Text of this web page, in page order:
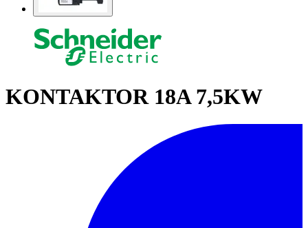
KONTAKTOR 18A 7,5KW